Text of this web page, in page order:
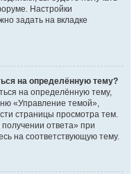
Настройки
задать на вкладке
на определённую тему?
на определённую тему,
«Управление темой»,
страницы просмотра тем.
ответа» при
на соответствующую тему.